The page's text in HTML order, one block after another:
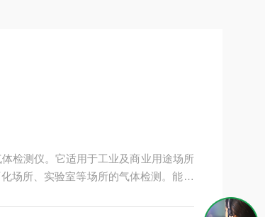
检测仪。它适用于工业及商业用途场所
场所、实验室等场所的气体检测。能有